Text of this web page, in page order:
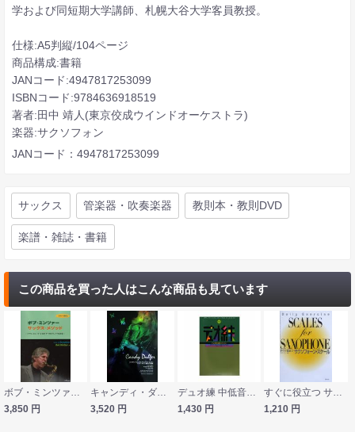
学および同短期大学講師、札幌大谷大学客員教授。
仕様:A5判縦/104ページ
商品構成:書籍
JANコード:4947817253099
ISBNコード:9784636918519
著者:田中 靖人(東京佼成ウインドオーケストラ)
楽器:サクソフォン
JANコード：4947817253099
サックス 管楽器・吹奏楽器 教則本・教則DVD
楽譜・雑誌・書籍
この商品を買った人はこんな商品も見ています
3,850 円
3,520 円
デュオ練 中低音セクション 全音楽譜出版社
1,430 円
1,210 円